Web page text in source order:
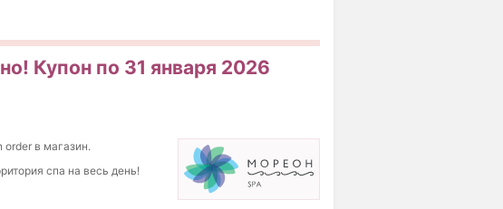
Купон по 31 января 2026
в магазин.
спа на весь день!